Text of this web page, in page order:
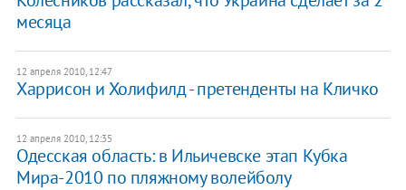
месяца
12 апреля 2010, 12:47
Харрисон и Холифилд - претенденты на Кличко
12 апреля 2010, 12:35
Одесская область: в Ильичевске этап Кубка
Мира-2010 по пляжному волейболу